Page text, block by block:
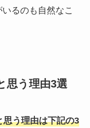
るのも自然なこ
思う理由3選
思う理由は下記の3